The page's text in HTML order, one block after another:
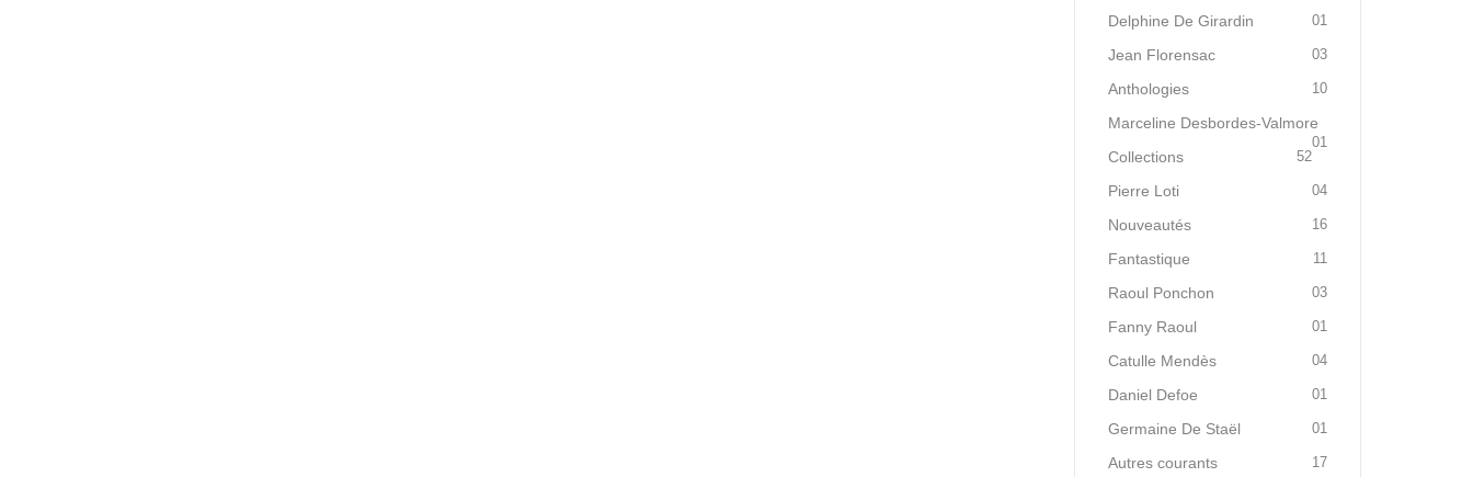
Delphine De Girardin 01
Jean Florensac 03
Anthologies 10
Marceline Desbordes-Valmore
01
Collections 52
Pierre Loti 04
Nouveautés 16
Fantastique 11
Raoul Ponchon 03
Fanny Raoul 01
Catulle Mendès 04
Daniel Defoe 01
Germaine De Staël 01
Autres courants 17